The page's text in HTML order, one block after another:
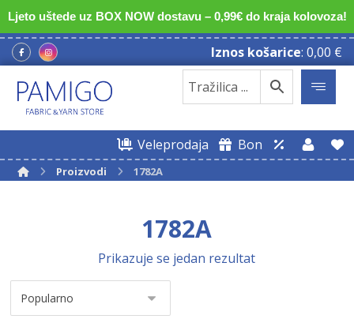
Ljeto uštede uz BOX NOW dostavu – 0,99€ do kraja kolovoza!
Iznos košarice: 0,00 €
Veleprodaja Bon
Proizvodi 1782A
1782A
Prikazuje se jedan rezultat